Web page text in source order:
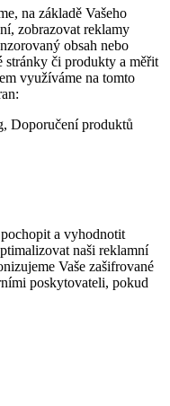
na základě Vašeho
zobrazovat reklamy
obsah nebo
stránky či produkty a měřit
využíváme na tomto
Doporučení produktů
a vyhodnotit
naši reklamní
Vaše zašifrované
poskytovateli, pokud